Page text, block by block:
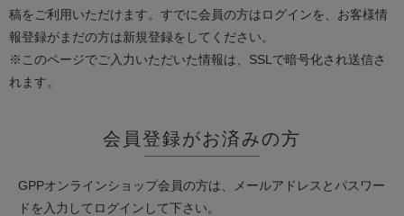
稿をご利用いただけます。すでに会員の方はログインを、お客様情
報登録がまだの方は新規登録をしてください。
※このページでご入力いただいた情報は、SSLで暗号化され送信さ
れます。
会員登録がお済みの方
GPPオンラインショップ会員の方は、メールアドレスとパスワー
ドを入力してログインして下さい。